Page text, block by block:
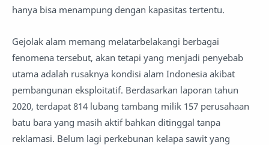
hanya bisa menampung dengan kapasitas tertentu.
Gejolak alam memang melatarbelakangi berbagai
fenomena tersebut, akan tetapi yang menjadi penyebab
utama adalah rusaknya kondisi alam Indonesia akibat
pembangunan eksploitatif. Berdasarkan laporan tahun
2020, terdapat 814 lubang tambang milik 157 perusahaan
batu bara yang masih aktif bahkan ditinggal tanpa
reklamasi. Belum lagi perkebunan kelapa sawit yang